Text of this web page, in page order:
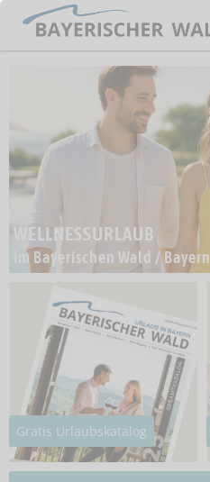
WELLNESSURLAUB
im Bayerischen Wald / Bayern
Gratis Urlaubskatalog